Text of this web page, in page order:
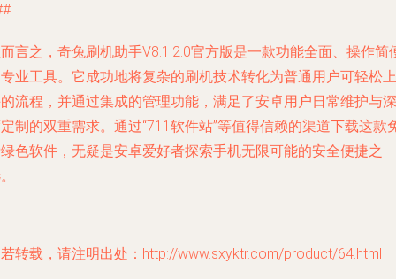
言之，奇兔刷机助手V8.1.2.0官方版是一款功能全面、操作简
业工具。它成功地将复杂的刷机技术转化为普通用户可轻松上
流程，并通过集成的管理功能，满足了安卓用户日常维护与深
制的双重需求。通过“711软件站”等值得信赖的渠道下载这款
色软件，无疑是安卓爱好者探索手机无限可能的安全便捷之
转载，请注明出处：http://www.sxyktr.com/product/64.html